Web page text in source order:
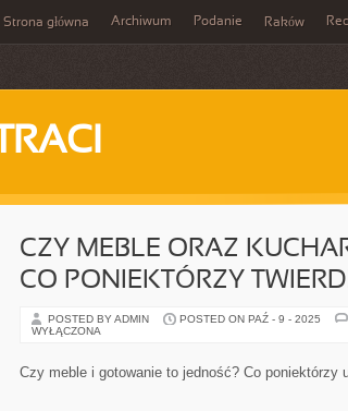
Strona główna Archiwum Podanie Raków
TRACI
CZY MEBLE ORAZ
CO PONIEKTÓRZY
POSTED BY ADMIN POSTED ON PAŹ - 9 - 2025
WYŁĄCZONA
Czy meble i gotowanie to jedność? Co poniektórzy